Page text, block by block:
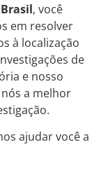
, você
em resolver
à localização
de
e nosso
a melhor
ajudar você a